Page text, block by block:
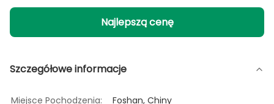
Najlepszą cenę
Szczegółowe informacje
Miejsce Pochodzenia: Foshan, Chiny